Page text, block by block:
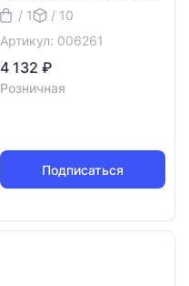
/ 1
/ 10
Артикул: 006261
4 132 ₽
Розничная
Подписаться